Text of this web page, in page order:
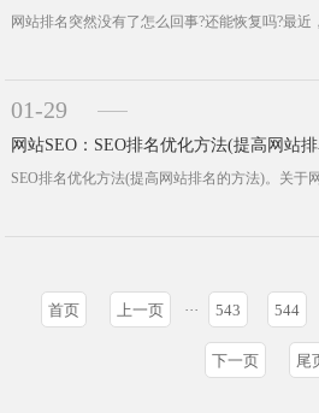
01-29
首页 上一页 ··· 543 544
下一页 尾